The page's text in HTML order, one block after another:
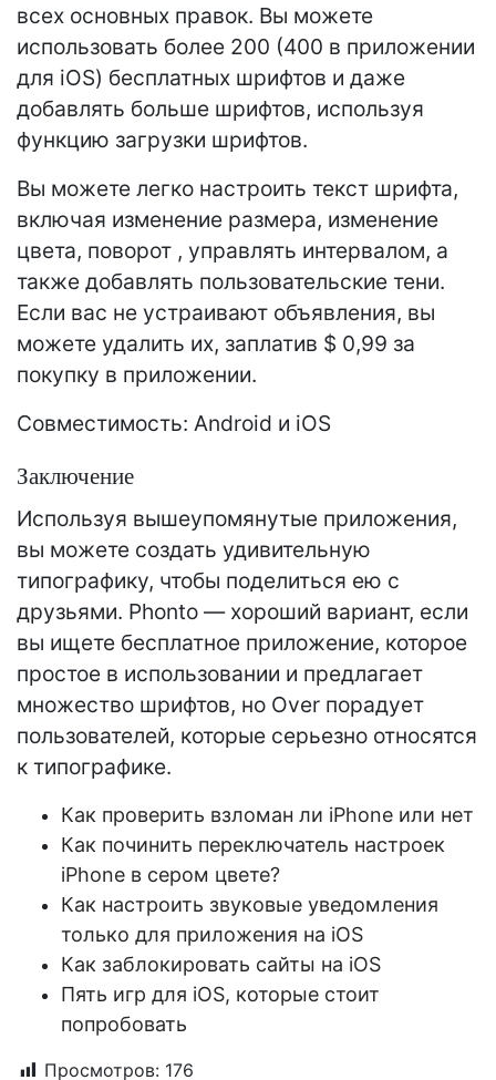
всех основных правок. Вы можете
использовать более 200 (400 в приложении
для iOS) бесплатных шрифтов и даже
добавлять больше шрифтов, используя
функцию загрузки шрифтов.
Вы можете легко настроить текст шрифта,
включая изменение размера, изменение
цвета, поворот , управлять интервалом, а
также добавлять пользовательские тени.
Если вас не устраивают объявления, вы
можете удалить их, заплатив $ 0,99 за
покупку в приложении.
Совместимость: Android и iOS
Заключение
Используя вышеупомянутые приложения,
вы можете создать удивительную
типографику, чтобы поделиться ею с
друзьями. Phonto — хороший вариант, если
вы ищете бесплатное приложение, которое
простое в использовании и предлагает
множество шрифтов, но Over порадует
пользователей, которые серьезно относятся
к типографике.
Как проверить взломан ли iPhone или нет
Как починить переключатель настроек
iPhone в сером цвете?
Как настроить звуковые уведомления
только для приложения на iOS
Как заблокировать сайты на iOS
Пять игр для iOS, которые стоит
попробовать
Просмотров: 176